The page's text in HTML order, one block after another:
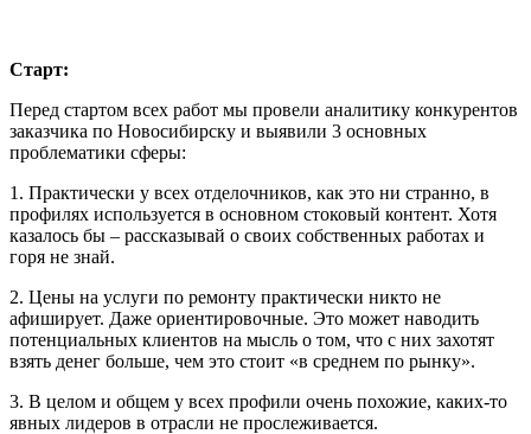
Старт:
Перед стартом всех работ мы провели аналитику конкурентов
заказчика по Новосибирску и выявили 3 основных
проблематики сферы:
1. Практически у всех отделочников, как это ни странно, в
профилях используется в основном стоковый контент. Хотя
казалось бы – рассказывай о своих собственных работах и
горя не знай.
2. Цены на услуги по ремонту практически никто не
афиширует. Даже ориентировочные. Это может наводить
потенциальных клиентов на мысль о том, что с них захотят
взять денег больше, чем это стоит «в среднем по рынку».
3. В целом и общем у всех профили очень похожие, каких-то
явных лидеров в отрасли не прослеживается.